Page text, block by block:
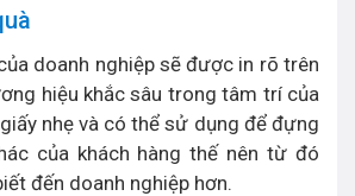
doanh nghiệp sẽ được in rõ trên
hiệu khắc sâu trong tâm trí của
nhẹ và có thể sử dụng để đựng
của khách hàng thế nên từ đó
đến doanh nghiệp hơn.